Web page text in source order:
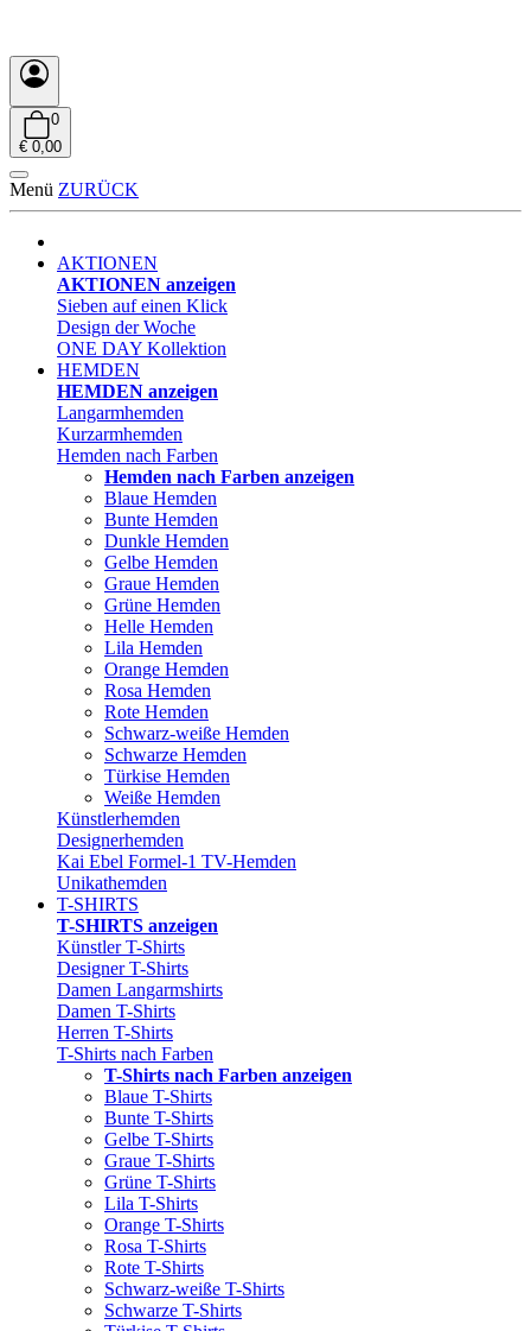
0
€ 0,00
Menü ZURÜCK
AKTIONEN
AKTIONEN anzeigen
Sieben auf einen Klick
Design der Woche
ONE DAY Kollektion
HEMDEN
HEMDEN anzeigen
Langarmhemden
Kurzarmhemden
Hemden nach Farben
Hemden nach Farben anzeigen
Blaue Hemden
Bunte Hemden
Dunkle Hemden
Gelbe Hemden
Graue Hemden
Grüne Hemden
Helle Hemden
Lila Hemden
Orange Hemden
Rosa Hemden
Rote Hemden
Schwarz-weiße Hemden
Schwarze Hemden
Türkise Hemden
Weiße Hemden
Künstlerhemden
Designerhemden
Kai Ebel Formel-1 TV-Hemden
Unikathemden
T-SHIRTS
T-SHIRTS anzeigen
Künstler T-Shirts
Designer T-Shirts
Damen Langarmshirts
Damen T-Shirts
Herren T-Shirts
T-Shirts nach Farben
T-Shirts nach Farben anzeigen
Blaue T-Shirts
Bunte T-Shirts
Gelbe T-Shirts
Graue T-Shirts
Grüne T-Shirts
Lila T-Shirts
Orange T-Shirts
Rosa T-Shirts
Rote T-Shirts
Schwarz-weiße T-Shirts
Schwarze T-Shirts